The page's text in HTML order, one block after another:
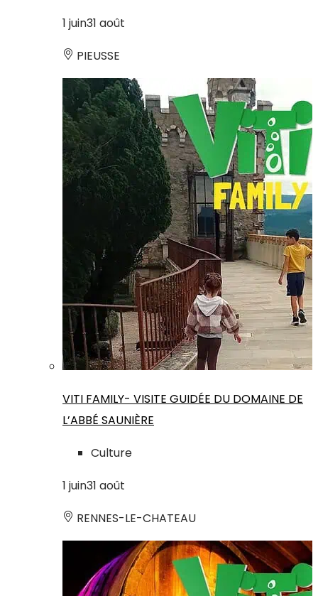
1 juin31 août
PIEUSSE
VITI FAMILY- VISITE GUIDÉE DU DOMAINE DE
L’ABBÉ SAUNIÈRE
Culture
1 juin31 août
RENNES-LE-CHATEAU